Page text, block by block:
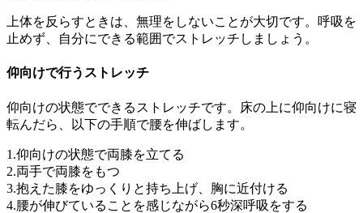
上体を反らすときは、無理をしないことが大切です。呼吸を
止めず、自分にできる範囲でストレッチしましょう。
仰向けで行うストレッチ
仰向けの状態でできるストレッチです。床の上に仰向けに寝
転んだら、以下の手順で腰を伸ばします。
1.仰向けの状態で両膝を立てる
2.両手で両膝をもつ
3.抱えた膝をゆっくりと持ち上げ、胸に近付ける
4.腰が伸びていることを感じながら6秒深呼吸をする